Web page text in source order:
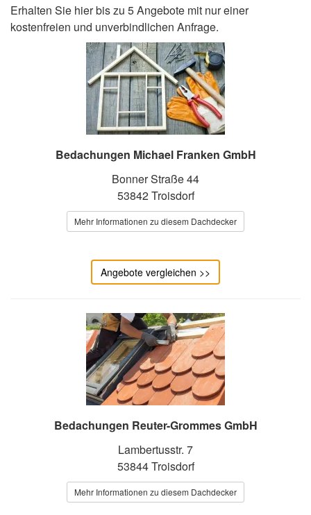
Erhalten Sie hier bis zu 5 Angebote mit nur einer
kostenfreien und unverbindlichen Anfrage.
Bedachungen Michael Franken GmbH
Bonner Straße 44
53842 Troisdorf
Mehr Informationen zu diesem Dachdecker
Angebote vergleichen >>
Bedachungen Reuter-Grommes GmbH
Lambertusstr. 7
53844 Troisdorf
Mehr Informationen zu diesem Dachdecker